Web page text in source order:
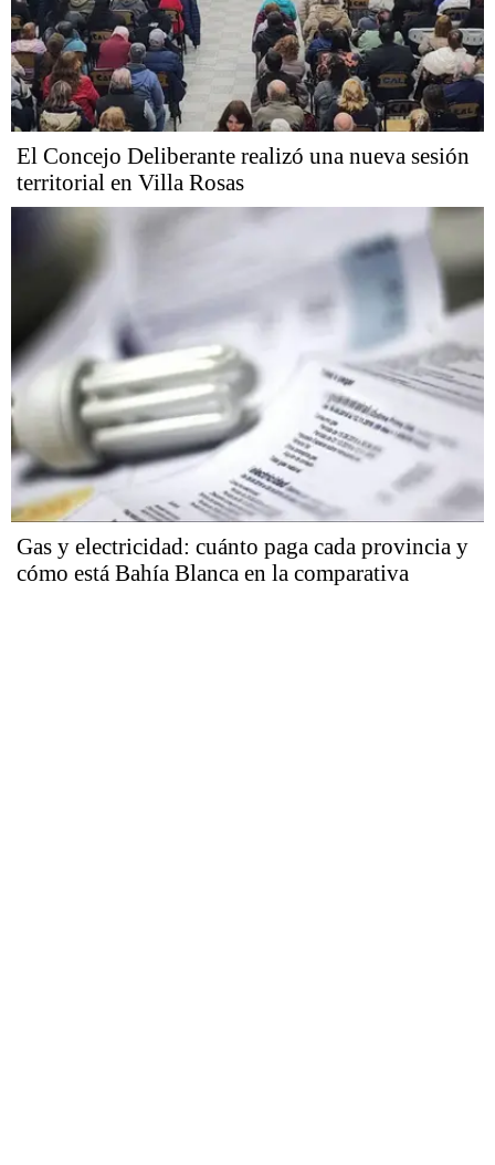
El Concejo Deliberante realizó una nueva sesión
territorial en Villa Rosas
Gas y electricidad: cuánto paga cada provincia y
cómo está Bahía Blanca en la comparativa